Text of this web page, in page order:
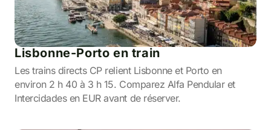
Lisbonne-Porto en train
Les trains directs CP relient Lisbonne et Porto en
environ 2 h 40 à 3 h 15. Comparez Alfa Pendular et
Intercidades en EUR avant de réserver.